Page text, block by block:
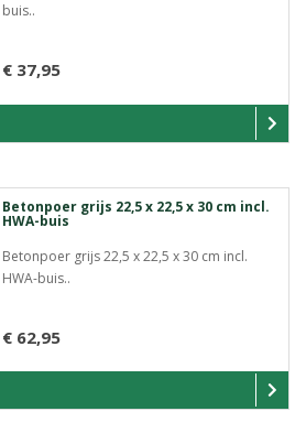
buis..
€ 37,95
Betonpoer grijs 22,5 x 22,5 x 30 cm incl.
HWA-buis
Betonpoer grijs 22,5 x 22,5 x 30 cm incl.
HWA-buis..
€ 62,95